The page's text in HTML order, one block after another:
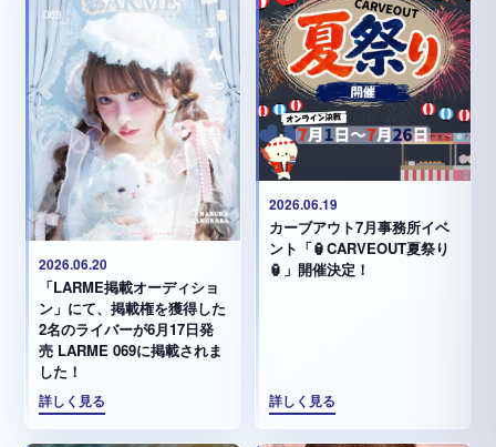
2026.06.20
「LARME掲載オーディショ
ン」にて、掲載権を獲得した
2名のライバーが6月17日発
売 LARME 069に掲載されま
した！
詳しく見る
2026.06.19
カーブアウト7月事務所イベ
ント「🏮CARVEOUT夏祭り
🏮」開催決定！
詳しく見る